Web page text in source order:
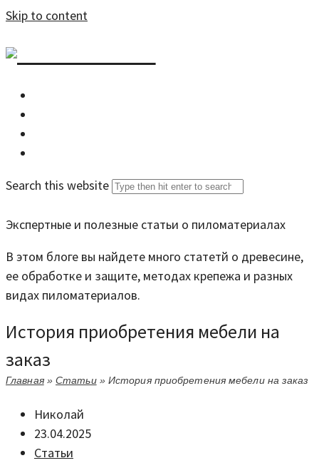
Skip to content
Search this website
Экспертные и полезные статьи о пиломатериалах
В этом блоге вы найдете много статетй о древесине,
ее обработке и защите, методах крепежа и разных
видах пиломатериалов.
История приобретения мебели на
заказ
Главная»Статьи» История приобретения мебели на заказ
Николай
23.04.2025
Статьи